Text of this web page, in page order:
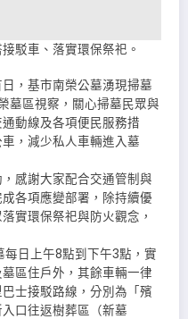
駁車、落實環保祭祀。
，基市南榮公墓湧現掃墓
墓區視察，關心掃墓民眾與
動線及各項便民服務措
，減少私人車輛進入墓
感謝大家配合交通管制與
各項應變部署，除持續優
實環保祭祀與防火觀念，
日上午8點到下午3點，實
區住戶外，其餘車輛一律
士接駁路線，分別為「殯
口往返樹葬區（新墓